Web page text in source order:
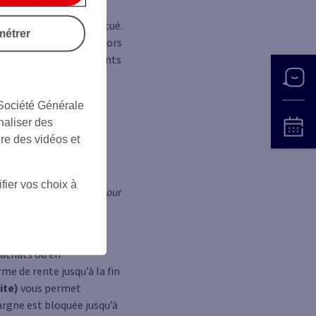
ouvrez, pensez à
le capital constitué.
leur garantissez alors
aider vos petits-enfants
peut vous apporter
leurs revenus
se déclarent inquiets pour
une épargne
ou en
de rente jusqu’à la fin
vous permet
est bloquée jusqu’à
Générale
des
des vidéos et
vos choix à